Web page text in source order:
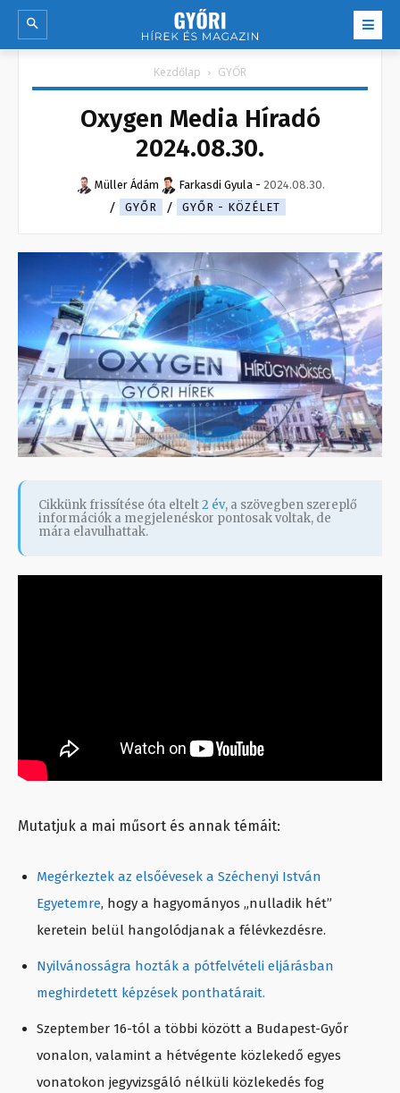
Kezdőlap GYŐR
Oxygen Media Híradó
2024.08.30.
Müller Ádám Farkasdi Gyula - 2024.08.30.
GYŐR
GYŐR - KÖZÉLET
Cikkünk frissítése óta eltelt2 év, a szövegben szereplő
információk a megjelenéskor pontosak voltak, de
mára elavulhattak.
Mutatjuk a mai műsort és annak témáit:
Megérkeztek az elsőévesek a Széchenyi István
Egyetemre, hogy a hagyományos „nulladik hét”
keretein belül hangolódjanak a félévkezdésre.
Nyilvánosságra hozták a pótfelvételi eljárásban
meghirdetett képzések ponthatárait.
Szeptember 16-tól a többi között a Budapest-Győr
vonalon, valamint a hétvégente közlekedő egyes
vonatokon jegyvizsgáló nélküli közlekedés fog